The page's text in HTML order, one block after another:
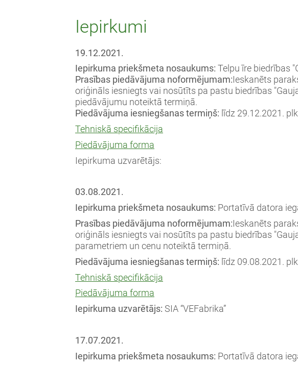
Iepirkumi
19.12.2021.
Iepirkuma priekšmeta nosaukums: Telpu īre biedrības
Prasības piedāvājuma noformējumam: Ieskanēts
oriģināls iesniegts vai nosūtīts pa pastu biedrības
piedāvājumu noteiktā termiņā.
Piedāvājuma iesniegšanas termiņš: līdz 29.12.2021.
Tehniskā specifikācija
Piedāvājuma forma
Iepirkuma uzvarētājs:
03.08.2021.
Iepirkuma priekšmeta nosaukums: Portatīvā datora
Prasības piedāvājuma noformējumam:Ieskanēts
oriģināls iesniegts vai nosūtīts pa pastu biedrības
parametriem un cenu noteiktā termiņā.
Piedāvājuma iesniegšanas termiņš: līdz 09.08.2021.
Tehniskā specifikācija
Piedāvājuma forma
Iepirkuma uzvarētājs: SIA “VEFabrika”
17.07.2021.
Iepirkuma priekšmeta nosaukums: Portatīvā datora